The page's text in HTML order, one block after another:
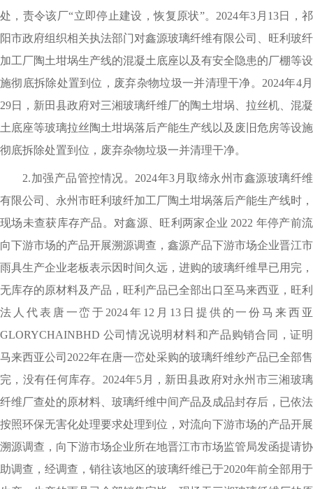
处，责令该厂“立即停止建设，恢复原状”。2024年3月13日，祁
阳市政府组织相关执法部门对鑫源玻璃纤维有限公司、旺利玻纤
加工厂陶土坩埚生产线的混凝土底座以及有安全隐患的厂棚等设
施彻底拆除处置到位，废弃杂物垃圾一并清理干净。2024年4月
29日，新田县政府对三湘玻璃纤维厂的陶土坩埚、拉丝机、混凝
土底座等玻璃拉丝陶土坩埚落后产能生产线以及废旧危房等设施
彻底拆除处置到位，废弃杂物垃圾一并清理干净。
2.加强产品管控情况。2024年3月取缔永州市鑫源玻璃纤维
有限公司、永州市旺利玻纤加工厂陶土坩埚落后产能生产线时，
现场未查获库存产品。对鑫源、旺利两家企业 2022 年停产前流
向下游市场的产品开展溯源调查，鑫源产品下游市场企业晋江市
雨具生产企业老板表示因时间久远，进购的玻璃纤维早已用完，
无库存的原材料及产品，旺利产品已全部出口至马来西亚，旺利
法人代表唐一峦于2024年12月13日提供的一份马来西亚
GLORYCHAINBHD 公司情况说明材料和产品购销合同，证明
马来西亚公司2022年在唐一峦处采购的玻璃纤维纱产品已全部售
完，没有任何库存。2024年5月，新田县政府对永州市三湘玻璃
纤维厂查处的原材料、玻璃纤维中间产品及成品封存后，已依法
按照环保无害化处理要求处理到位，对流向下游市场的产品开展
溯源调查，向下游市场企业所在地晋江市市场监管局发函提请协
助调查，经调查，销往该地区的玻璃纤维已于2020年前全部用于